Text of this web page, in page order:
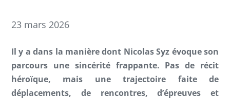
23 mars 2026
Il y a dans la manière dont Nicolas Syz évoque son
parcours une sincérité frappante. Pas de récit
héroïque, mais une trajectoire faite de
déplacements, de rencontres, d’épreuves et